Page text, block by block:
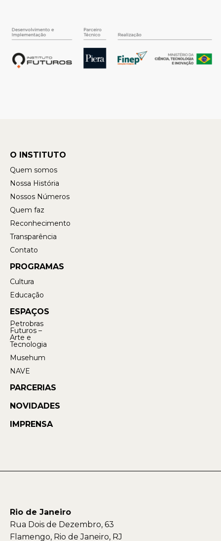
O INSTITUTO
Quem somos
Nossa História
Nossos Números
Quem faz
Reconhecimento
Transparência
Contato
PROGRAMAS
Cultura
Educação
ESPAÇOS
Petrobras
Futuros –
Arte e
Tecnologia
Musehum
NAVE
PARCERIAS
NOVIDADES
IMPRENSA
Rio de Janeiro
Rua Dois de Dezembro, 63
Flamengo, Rio de Janeiro, RJ